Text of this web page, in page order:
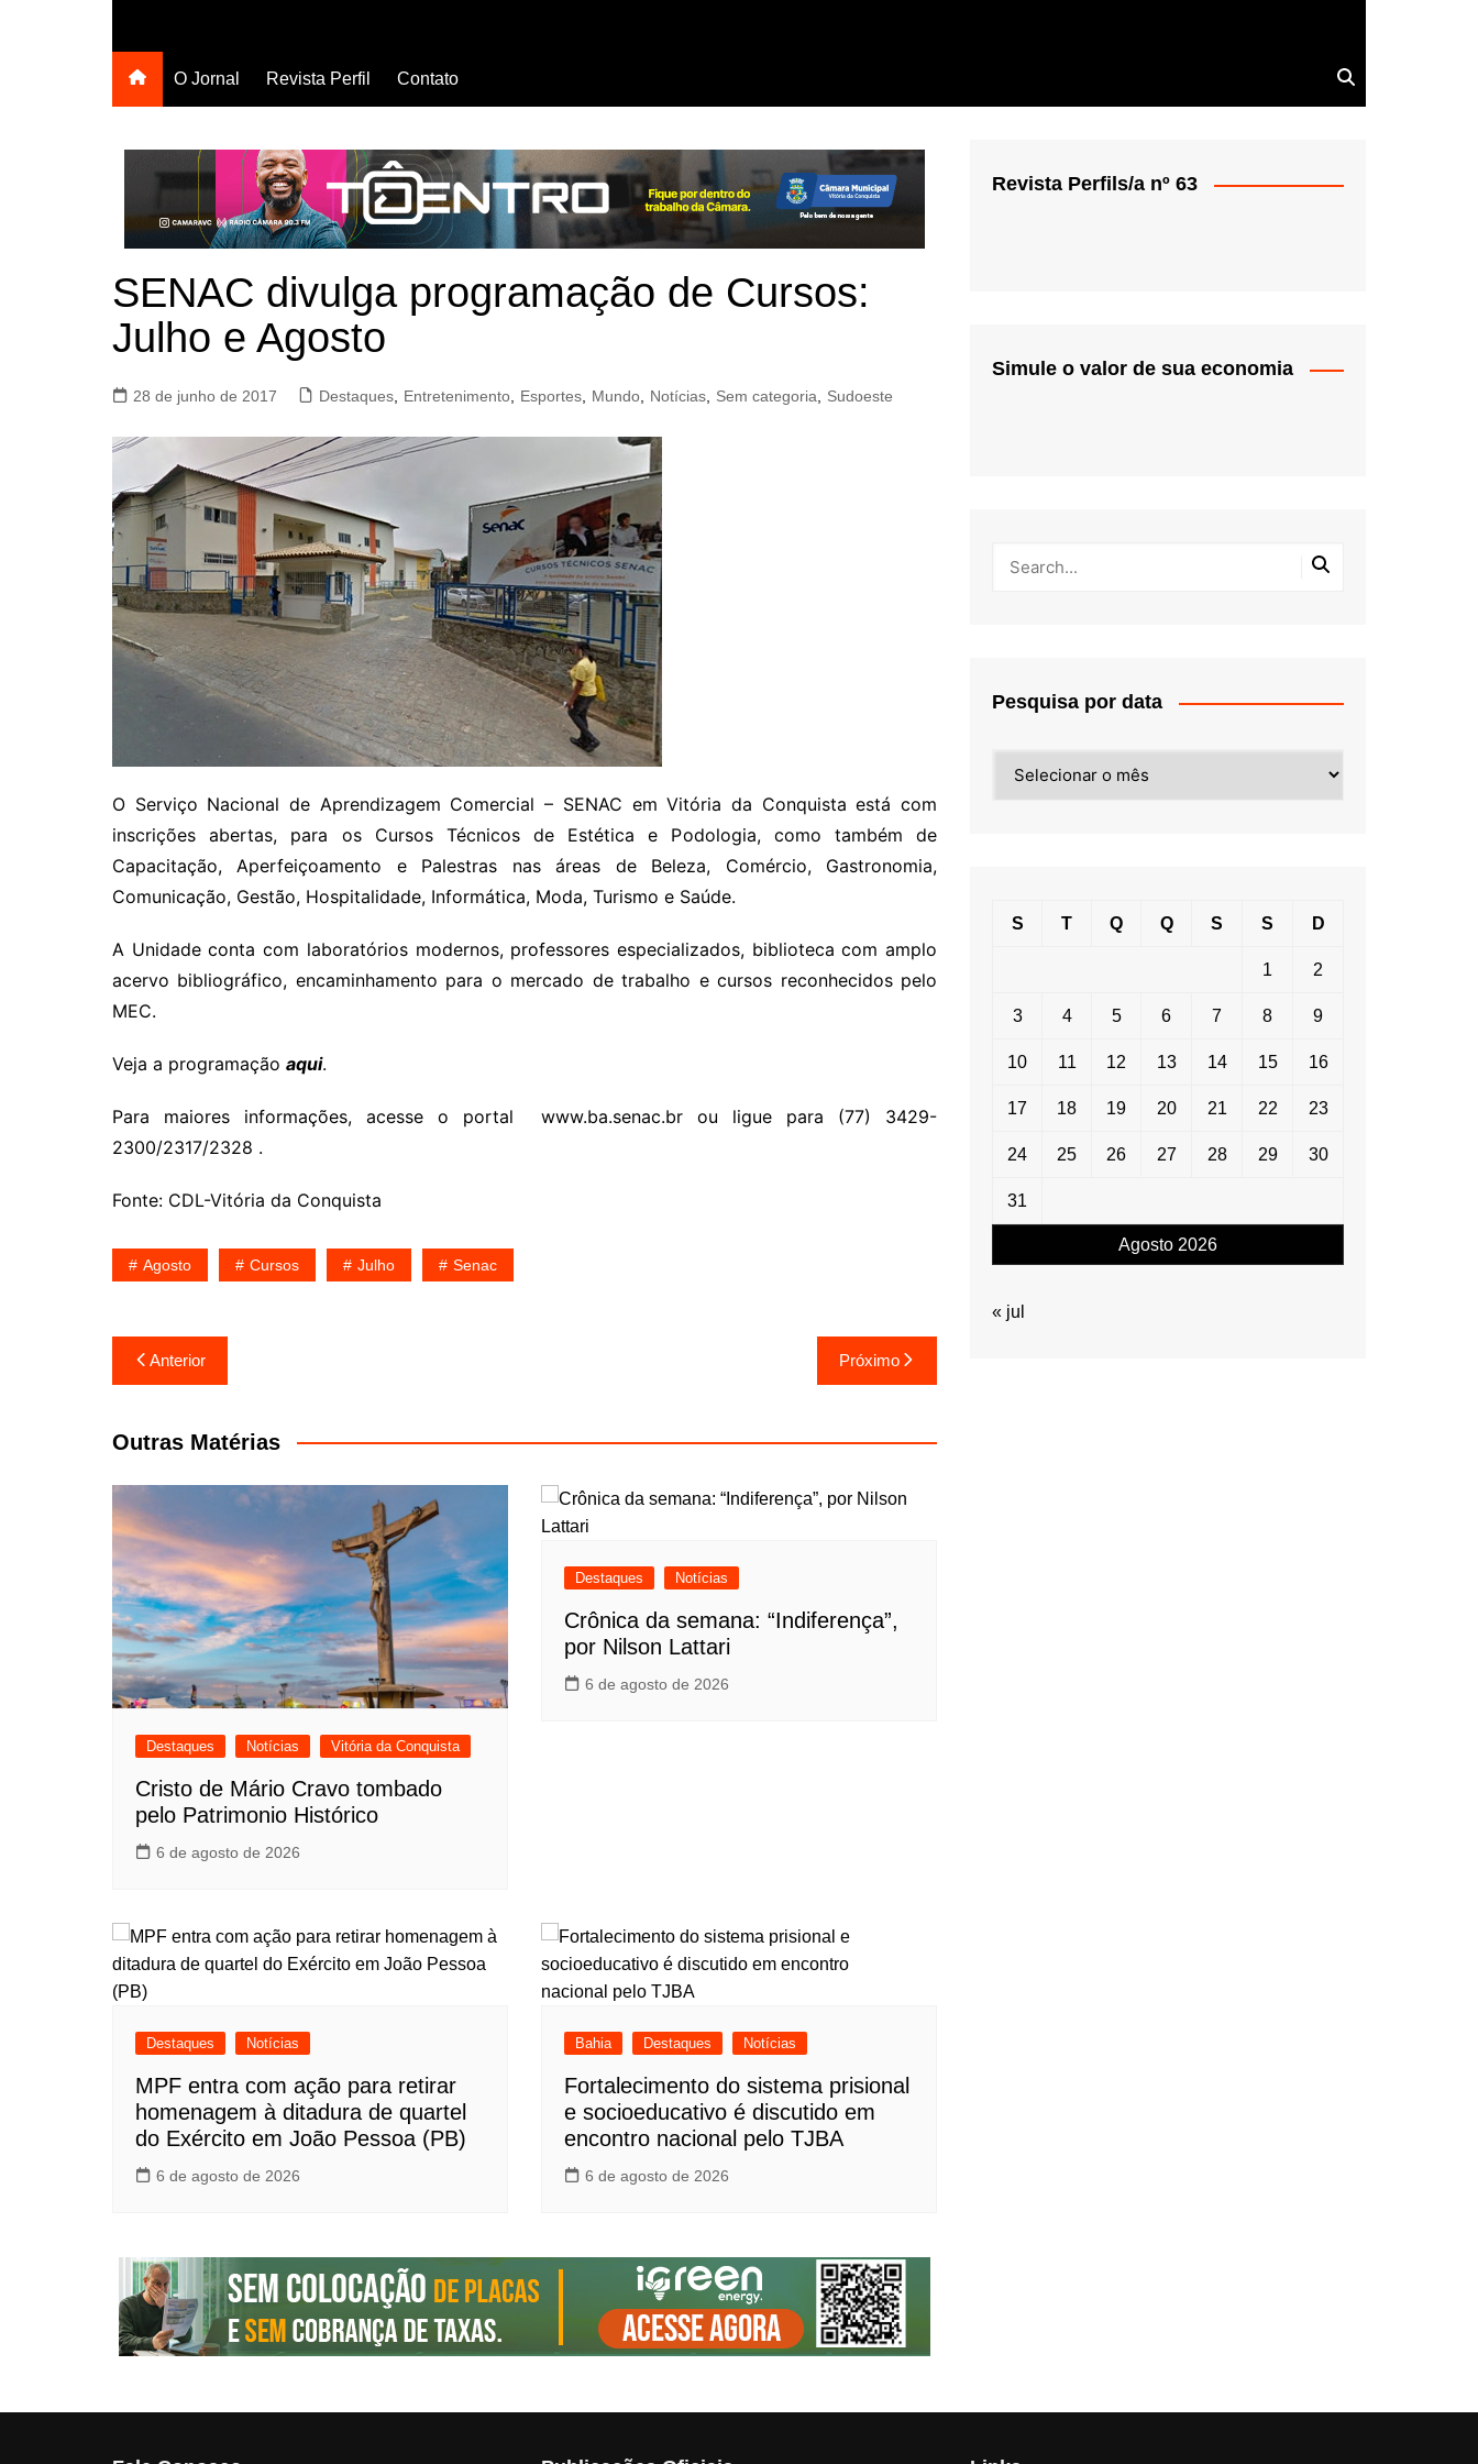
O Jornal Revista Perfil Contato
SENAC divulga programação de Cursos:
Julho e Agosto
28 de junho de 2017 Destaques Entretenimento Esportes Mundo Notícias Sem categoria Sudoeste
O Serviço Nacional de Aprendizagem Comercial – SENAC em Vitória da Conquista está com
inscrições abertas, para os Cursos Técnicos de Estética e Podologia, como também de
Capacitação, Aperfeiçoamento e Palestras nas áreas de Beleza, Comércio, Gastronomia,
Comunicação, Gestão, Hospitalidade, Informática, Moda, Turismo e Saúde.
A Unidade conta com laboratórios modernos, professores especializados, biblioteca com amplo
acervo bibliográfico, encaminhamento para o mercado de trabalho e cursos reconhecidos pelo
MEC.
Veja a programação aqui.
Para maiores informações, acesse o portal www.ba.senac.br ou ligue para (77) 3429-
2300/2317/2328 .
Fonte: CDL-Vitória da Conquista
Agosto Cursos Julho Senac
Navegação
de
Post
Anterior Próximo
Outras Matérias
Destaques Notícias Vitória da Conquista
Cristo de Mário Cravo tombado
pelo Patrimonio Histórico
6 de agosto de 2026
Destaques Notícias
Crônica da semana: “Indiferença”,
por Nilson Lattari
6 de agosto de 2026
Destaques Notícias
MPF entra com ação para retirar
homenagem à ditadura de quartel
do Exército em João Pessoa (PB)
6 de agosto de 2026
Bahia Destaques Notícias
Fortalecimento do sistema prisional
e socioeducativo é discutido em
encontro nacional pelo TJBA
6 de agosto de 2026
Revista Perfils/a nº 63
Simule o valor de sua economia
Pesquisa por data
por
Agosto 2026
S T Q Q S S D
1 2
3 4 5 6 7 8 9
10 11 12 13 14 15 16
17 18 19 20 21 22 23
24 25 26 27 28 29 30
31
« jul